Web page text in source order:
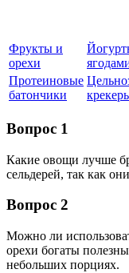
Фрукты и
орехи
Протеиновые
батончики
Вопрос 1
Какие овощи лучше
сельдерей, так как
Вопрос 2
Можно ли
орехи богаты
небольших порциях.